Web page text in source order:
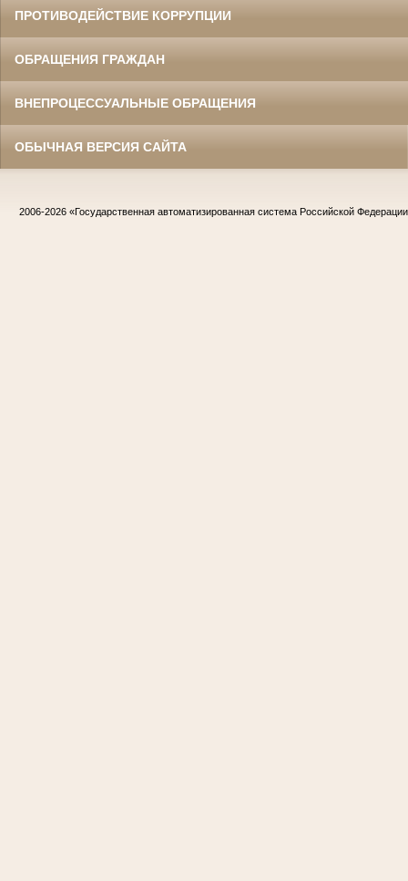
ПРОТИВОДЕЙСТВИЕ КОРРУПЦИИ
ОБРАЩЕНИЯ ГРАЖДАН
ВНЕПРОЦЕССУАЛЬНЫЕ ОБРАЩЕНИЯ
ОБЫЧНАЯ ВЕРСИЯ САЙТА
2006-2026 «Государственная автоматизированная система Российской